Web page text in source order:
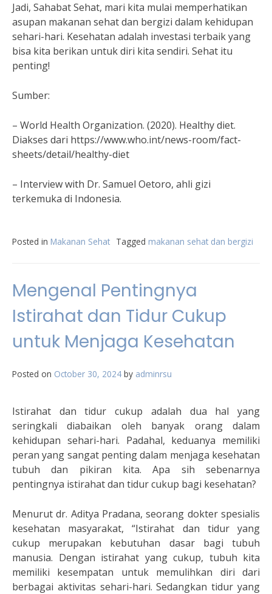
Jadi, Sahabat Sehat, mari kita mulai memperhatikan
asupan makanan sehat dan bergizi dalam kehidupan
sehari-hari. Kesehatan adalah investasi terbaik yang
bisa kita berikan untuk diri kita sendiri. Sehat itu
penting!
Sumber:
– World Health Organization. (2020). Healthy diet.
Diakses dari https://www.who.int/news-room/fact-
sheets/detail/healthy-diet
– Interview with Dr. Samuel Oetoro, ahli gizi
terkemuka di Indonesia.
Posted in Makanan Sehat Tagged makanan sehat dan bergizi
Mengenal Pentingnya
Istirahat dan Tidur Cukup
untuk Menjaga Kesehatan
Posted on October 30, 2024 by adminrsu
Istirahat dan tidur cukup adalah dua hal yang
seringkali diabaikan oleh banyak orang dalam
kehidupan sehari-hari. Padahal, keduanya memiliki
peran yang sangat penting dalam menjaga kesehatan
tubuh dan pikiran kita. Apa sih sebenarnya
pentingnya istirahat dan tidur cukup bagi kesehatan?
Menurut dr. Aditya Pradana, seorang dokter spesialis
kesehatan masyarakat, “Istirahat dan tidur yang
cukup merupakan kebutuhan dasar bagi tubuh
manusia. Dengan istirahat yang cukup, tubuh kita
memiliki kesempatan untuk memulihkan diri dari
berbagai aktivitas sehari-hari. Sedangkan tidur yang